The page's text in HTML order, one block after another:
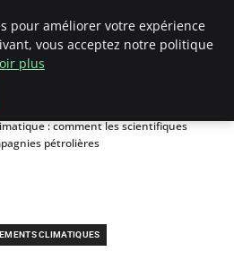
: comment les scientifiques
pétrolières
CLIMATIQUES
pour améliorer votre expérience
vous acceptez notre politique
plus